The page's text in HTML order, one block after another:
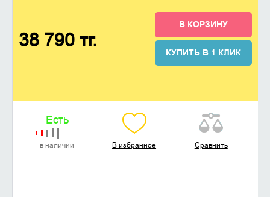
38 790 тг.
В КОРЗИНУ
КУПИТЬ В 1 КЛИК
Есть
в наличии В избранное Сравнить